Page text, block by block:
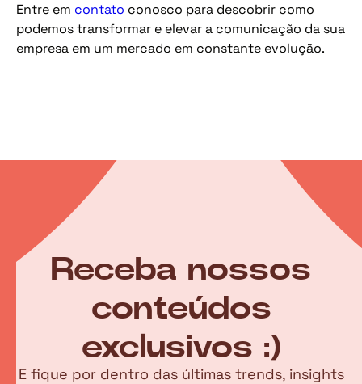
Entre em contato conosco para descobrir como
podemos transformar e elevar a comunicação da sua
empresa em um mercado em constante evolução.
Receba nossos
conteúdos
exclusivos :)
E fique por dentro das últimas trends, insights